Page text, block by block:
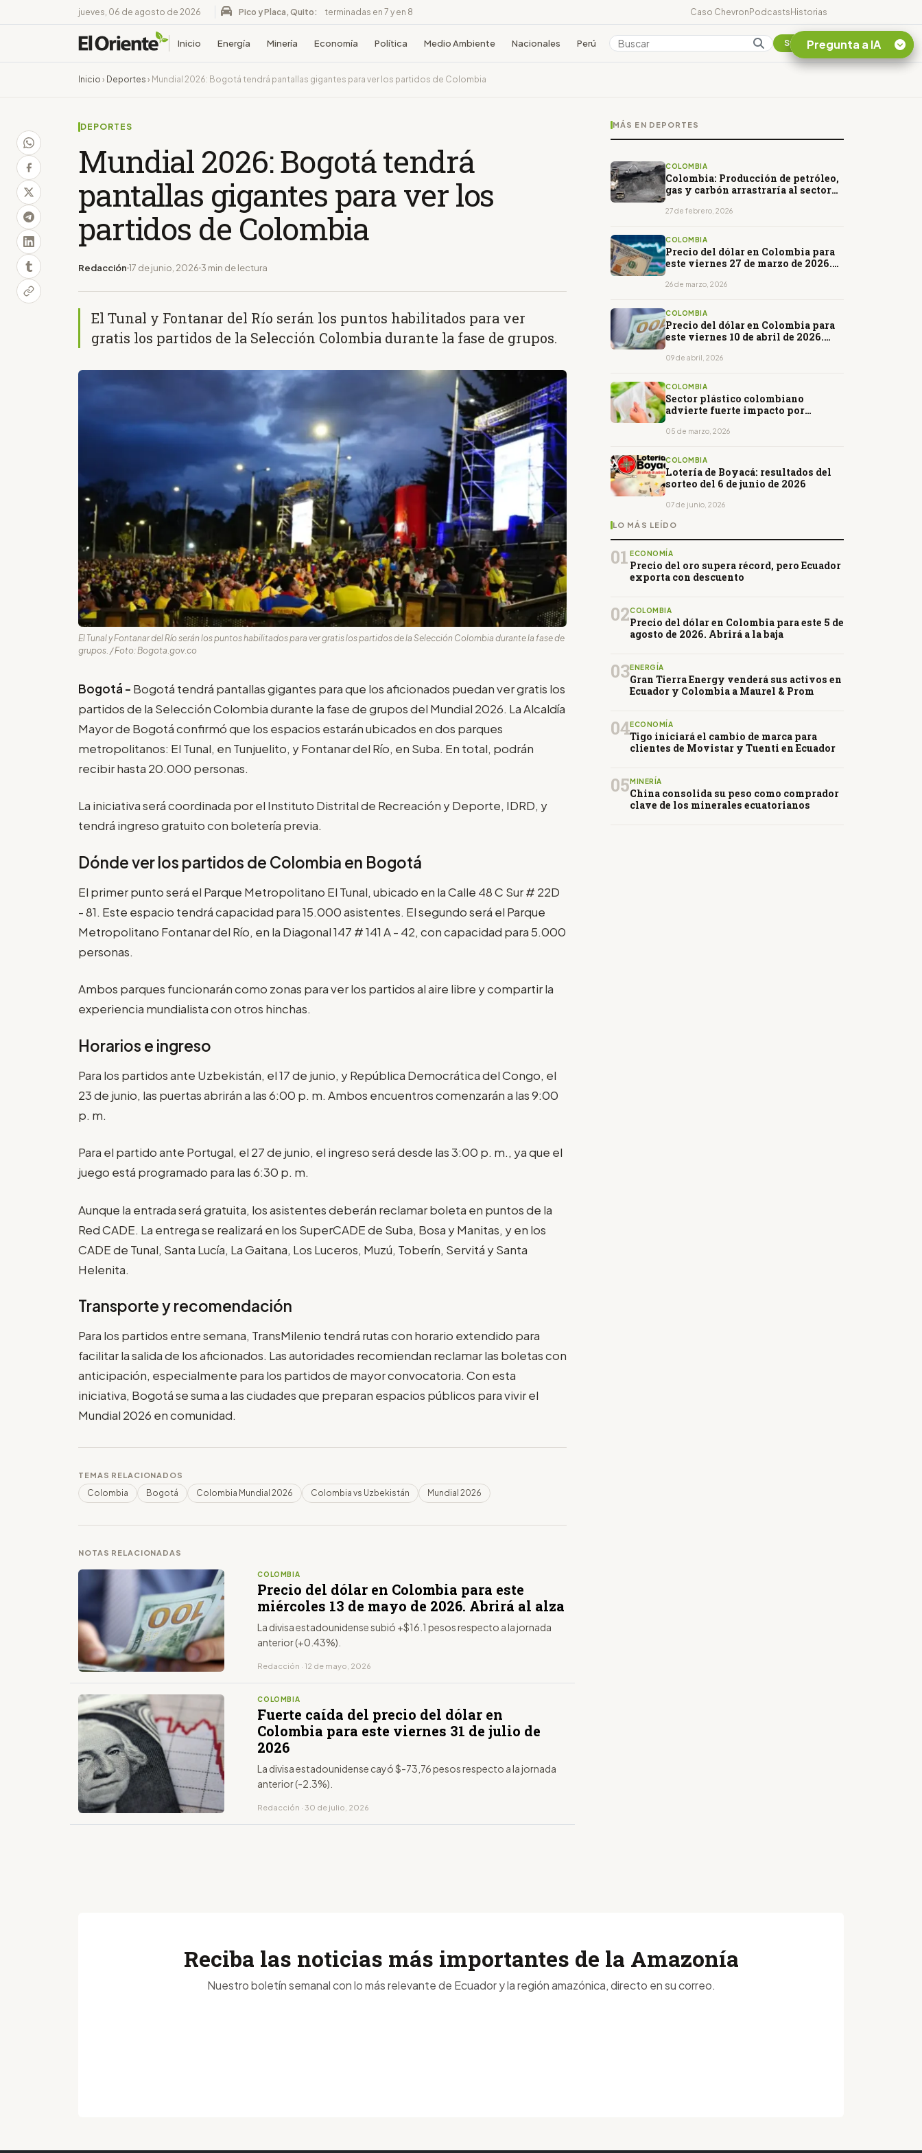
jueves, 06 de agosto de 2026 Pico y Placa, Quito: terminadas en 7 y en 8 Caso ChevronPodcastsHistorias
Inicio Energía Minería Economía Política Medio Ambiente Nacionales Perú Colombia Suscribirse
Inicio › Deportes › Mundial 2026: Bogotá tendrá pantallas gigantes para ver los partidos de Colombia
DEPORTES
Mundial 2026: Bogotá tendrá
pantallas gigantes para ver los
partidos de Colombia
Redacción 17 de junio, 2026 3 min de lectura
El Tunal y Fontanar del Río serán los puntos habilitados para ver
gratis los partidos de la Selección Colombia durante la fase de grupos.
El Tunal y Fontanar del Río serán los puntos habilitados para ver gratis los partidos de la Selección Colombia durante la fase de
grupos. / Foto: Bogota.gov.co
Bogotá - Bogotá tendrá pantallas gigantes para que los aficionados puedan ver gratis los
partidos de la Selección Colombia durante la fase de grupos del Mundial 2026. La Alcaldía
Mayor de Bogotá confirmó que los espacios estarán ubicados en dos parques
metropolitanos: El Tunal, en Tunjuelito, y Fontanar del Río, en Suba. En total, podrán
recibir hasta 20.000 personas.
La iniciativa será coordinada por el Instituto Distrital de Recreación y Deporte, IDRD, y
tendrá ingreso gratuito con boletería previa.
Dónde ver los partidos de Colombia en Bogotá
El primer punto será el Parque Metropolitano El Tunal, ubicado en la Calle 48 C Sur # 22D
- 81. Este espacio tendrá capacidad para 15.000 asistentes. El segundo será el Parque
Metropolitano Fontanar del Río, en la Diagonal 147 # 141 A - 42, con capacidad para 5.000
personas.
Ambos parques funcionarán como zonas para ver los partidos al aire libre y compartir la
experiencia mundialista con otros hinchas.
Horarios e ingreso
Para los partidos ante Uzbekistán, el 17 de junio, y República Democrática del Congo, el
23 de junio, las puertas abrirán a las 6:00 p. m. Ambos encuentros comenzarán a las 9:00
p. m.
Para el partido ante Portugal, el 27 de junio, el ingreso será desde las 3:00 p. m., ya que el
juego está programado para las 6:30 p. m.
Aunque la entrada será gratuita, los asistentes deberán reclamar boleta en puntos de la
Red CADE. La entrega se realizará en los SuperCADE de Suba, Bosa y Manitas, y en los
CADE de Tunal, Santa Lucía, La Gaitana, Los Luceros, Muzú, Toberín, Servitá y Santa
Helenita.
Transporte y recomendación
Para los partidos entre semana, TransMilenio tendrá rutas con horario extendido para
facilitar la salida de los aficionados. Las autoridades recomiendan reclamar las boletas con
anticipación, especialmente para los partidos de mayor convocatoria. Con esta
iniciativa, Bogotá se suma a las ciudades que preparan espacios públicos para vivir el
Mundial 2026 en comunidad.
TEMAS RELACIONADOS
Colombia Bogotá Colombia Mundial 2026 Colombia vs Uzbekistán Mundial 2026
NOTAS RELACIONADAS
COLOMBIA
Precio del dólar en Colombia para este
miércoles 13 de mayo de 2026. Abrirá al alza
La divisa estadounidense subió +$16.1 pesos respecto a la jornada
anterior (+0.43%).
Redacción · 12 de mayo, 2026
COLOMBIA
Fuerte caída del precio del dólar en
Colombia para este viernes 31 de julio de
2026
La divisa estadounidense cayó $-73,76 pesos respecto a la jornada
anterior (-2.3%).
Redacción · 30 de julio, 2026
MÁS EN DEPORTES
COLOMBIA
Colombia: Producción de petróleo,
gas y carbón arrastraría al sector
27 de febrero, 2026
COLOMBIA
Precio del dólar en Colombia para
este viernes 27 de marzo de 2026.
26 de marzo, 2026
COLOMBIA
Precio del dólar en Colombia para
este viernes 10 de abril de 2026.
09 de abril, 2026
COLOMBIA
Sector plástico colombiano
advierte fuerte impacto por
Ecuador
05 de marzo, 2026
COLOMBIA
Lotería de Boyacá: resultados del
sorteo del 6 de junio de 2026
07 de junio, 2026
LO MÁS LEÍDO
01 ECONOMÍA
Precio del oro supera récord, pero Ecuador
exporta con descuento
02COLOMBIA
Precio del dólar en Colombia para este 5 de
agosto de 2026. Abrirá a la baja
03ENERGÍA
Gran Tierra Energy venderá sus activos en
Ecuador y Colombia a Maurel & Prom
04ECONOMÍA
Tigo iniciará el cambio de marca para
clientes de Movistar y Tuenti en Ecuador
05 MINERÍA
China consolida su peso como comprador
clave de los minerales ecuatorianos
Pregunta a IA
¿En que consiste la
Reciba las noticias más importantes de la Amazonía
Nuestro boletín semanal con lo más relevante de Ecuador y la región amazónica, directo en su correo.